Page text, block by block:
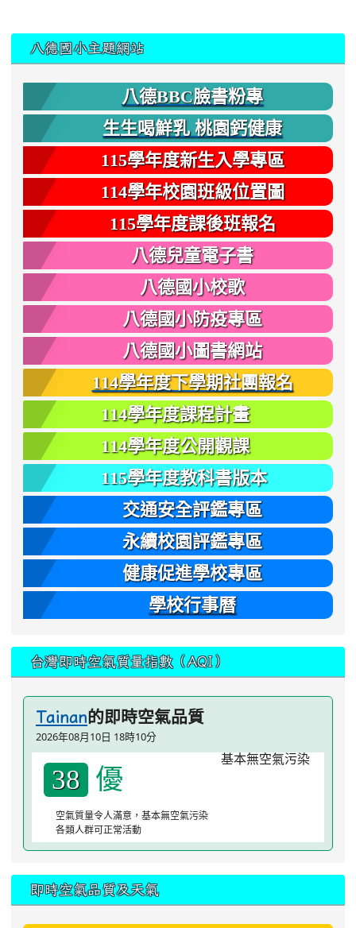
八德國小主題網站
八德BBC臉書粉專
生生喝鮮乳 桃園鈣健康
115學年度新生入學專區
114學年校園班級位置圖
115學年度課後班報名
八德兒童電子書
八德國小校歌
八德國小防疫專區
八德國小圖書網站
114學年度下學期社團報名
114學年度課程計畫
114學年度公開觀課
115學年度教科書版本
交通安全評鑑專區
永續校園評鑑專區
健康促進學校專區
學校行事曆
台灣即時空氣質量指數（AQI）
Tainan的即時空氣品質
2026年08月10日 18時10分
38 優
空氣質量令人滿意，基本無空氣污染
各類人群可正常活動
即時空氣品質及天氣